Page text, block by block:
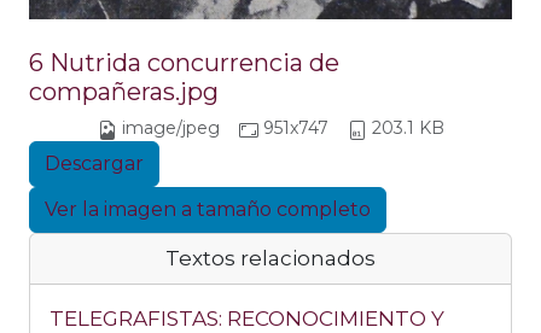
6 Nutrida concurrencia de
compañeras.jpg
image/jpeg 951x747 203.1 KB
Descargar
Ver la imagen a tamaño completo
Textos relacionados
TELEGRAFISTAS: RECONOCIMIENTO Y